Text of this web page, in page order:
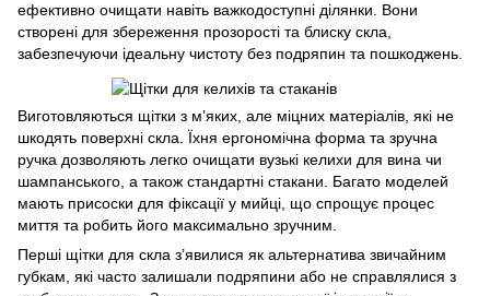
ефективно очищати навіть важкодоступні ділянки. Вони
створені для збереження прозорості та блиску скла,
забезпечуючи ідеальну чистоту без подряпин та пошкоджень.
Виготовляються щітки з м’яких, але міцних матеріалів, які не
шкодять поверхні скла. Їхня ергономічна форма та зручна
ручка дозволяють легко очищати вузькі келихи для вина чи
шампанського, а також стандартні стакани. Багато моделей
мають присоски для фіксації у мийці, що спрощує процес
миття та робить його максимально зручним.
Перші щітки для скла з’явилися як альтернатива звичайним
губкам, які часто залишали подряпини або не справлялися з